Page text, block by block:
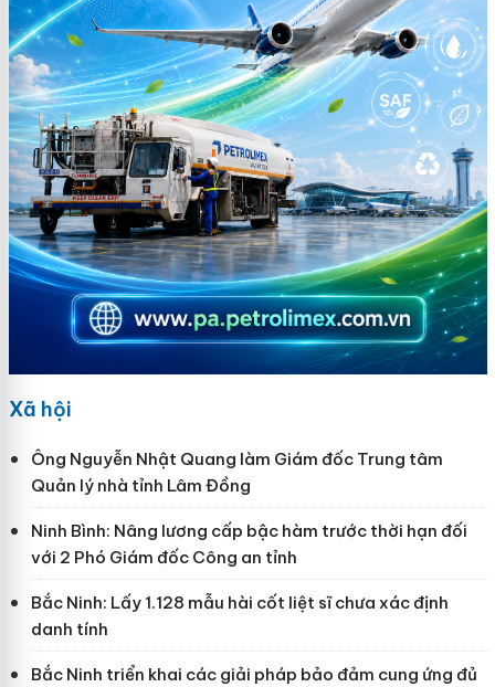
Xã hội
Ông Nguyễn Nhật Quang làm Giám đốc Trung tâm
Quản lý nhà tỉnh Lâm Đồng
Ninh Bình: Nâng lương cấp bậc hàm trước thời hạn đối
với 2 Phó Giám đốc Công an tỉnh
Bắc Ninh: Lấy 1.128 mẫu hài cốt liệt sĩ chưa xác định
danh tính
Bắc Ninh triển khai các giải pháp bảo đảm cung ứng đủ